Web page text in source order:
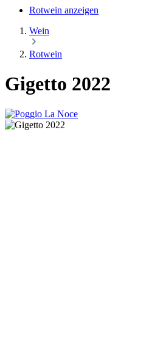
Rotwein anzeigen
Wein
Rotwein
Gigetto 2022